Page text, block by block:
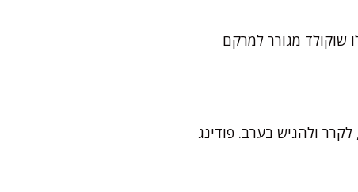
שוקולד מגורר למרקם
ולהגיש בערב. פודינג